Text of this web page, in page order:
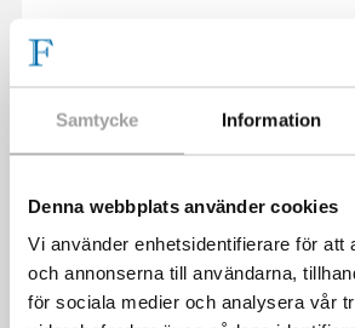
Samtycke Information
Denna webbplats använder cookies
Vi använder enhetsidentifierare för att
och annonserna till användarna,
för sociala medier och analysera vår
PRODUKTKATEGORIER
GLIMMA LJUSGRAN FÖR
XMAS STARLIGHT
FAIRYBELL